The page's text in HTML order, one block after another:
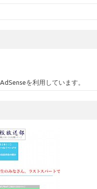
を利用しています。